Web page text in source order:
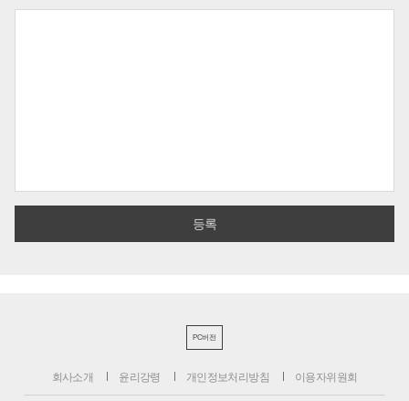
PC버전
회사소개 윤리강령 개인정보처리방침 이용자위원회